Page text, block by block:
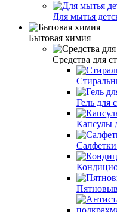
Для мытья
Бытовая химия
Средства для
Гель для
Капсулы